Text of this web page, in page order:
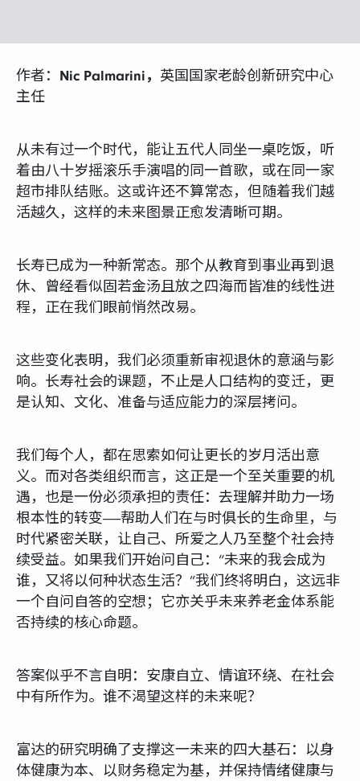
招贤纳士
多元化和包容性
下载中心
作者： Nic Palmarini， 英国国家老龄创新研究中心
主任
从未有过一个时代，能让五代人同坐一桌吃饭，听
着由八十岁摇滚乐手演唱的同一首歌，或在同一家
超市排队结账。这或许还不算常态，但随着我们越
活越久，这样的未来图景正愈发清晰可期。
长寿已成为一种新常态。那个从教育到事业再到退
休、曾经看似固若金汤且放之四海而皆准的线性进
程，正在我们眼前悄然改易。
这些变化表明，我们必须重新审视退休的意涵与影
响。长寿社会的课题，不止是人口结构的变迁，更
是认知、文化、准备与适应能力的深层拷问。
我们每个人，都在思索如何让更长的岁月活出意
义。而对各类组织而言，这正是一个至关重要的机
遇，也是一份必须承担的责任：去理解并助力一场
根本性的转变——帮助人们在与时俱长的生命里，与
时代紧密关联，让自己、所爱之人乃至整个社会持
续受益。如果我们开始问自己：“未来的我会成为
谁，又将以何种状态生活？”我们终将明白，这远非
一个自问自答的空想；它亦关乎未来养老金体系能
否持续的核心命题。
答案似乎不言自明：安康自立、情谊环绕、在社会
中有所作为。谁不渴望这样的未来呢？
富达的研究明确了支撑这一未来的四大基石：以身
体健康为本、以财务稳定为基，并保持情绪健康与